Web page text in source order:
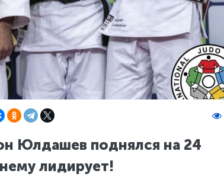
Юлдашев поднялся на 24
лидирует!